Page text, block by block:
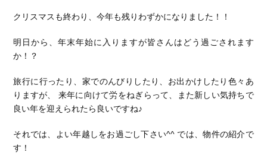
クリスマスも終わり、今年も残りわずかになりました！！
明日から、年末年始に入りますが皆さんはどう過ごされます
か！？
旅行に行ったり、家でのんびりしたり、お出かけしたり色々あ
りますが、 来年に向けて労をねぎらって、また新しい気持ちで
良い年を迎えられたら良いですね♪
それでは、よい年越しをお過ごし下さい^^ では、物件の紹介で
す！